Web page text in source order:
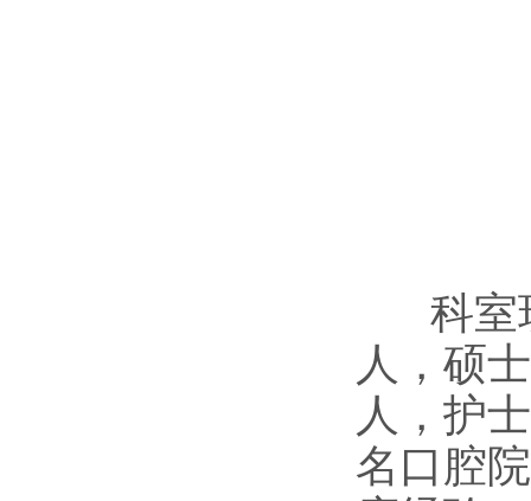
科室现
人，硕
人，护
名口腔